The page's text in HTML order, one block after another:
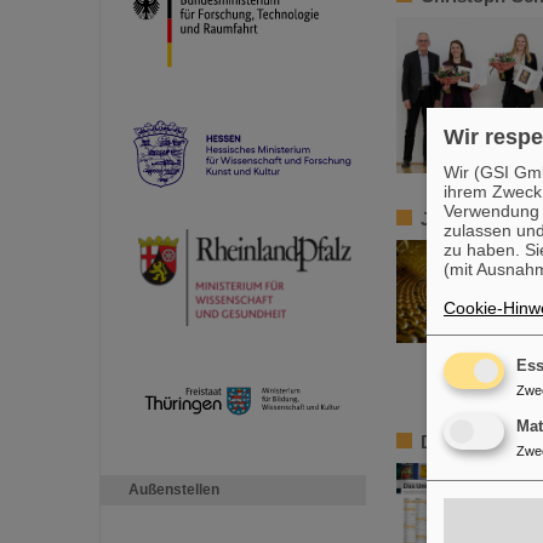
Außenstellen
JUNO-
Der
Wir
Wir (GSI
ihrem
zulassen
zu haben.
(mit
Cookie-